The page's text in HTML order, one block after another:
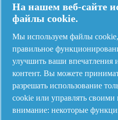
Address
AIRnet - C.Aria.C
Via Selva Maiolo, 5/7 - 36075,
Contact us
На нашем веб-сайте
файлы cookie.
Мы используем файлы
правильное
улучшить ваши впечатления
контент. Вы можете
разрешать использование
cookie или управлять
внимание: некоторые